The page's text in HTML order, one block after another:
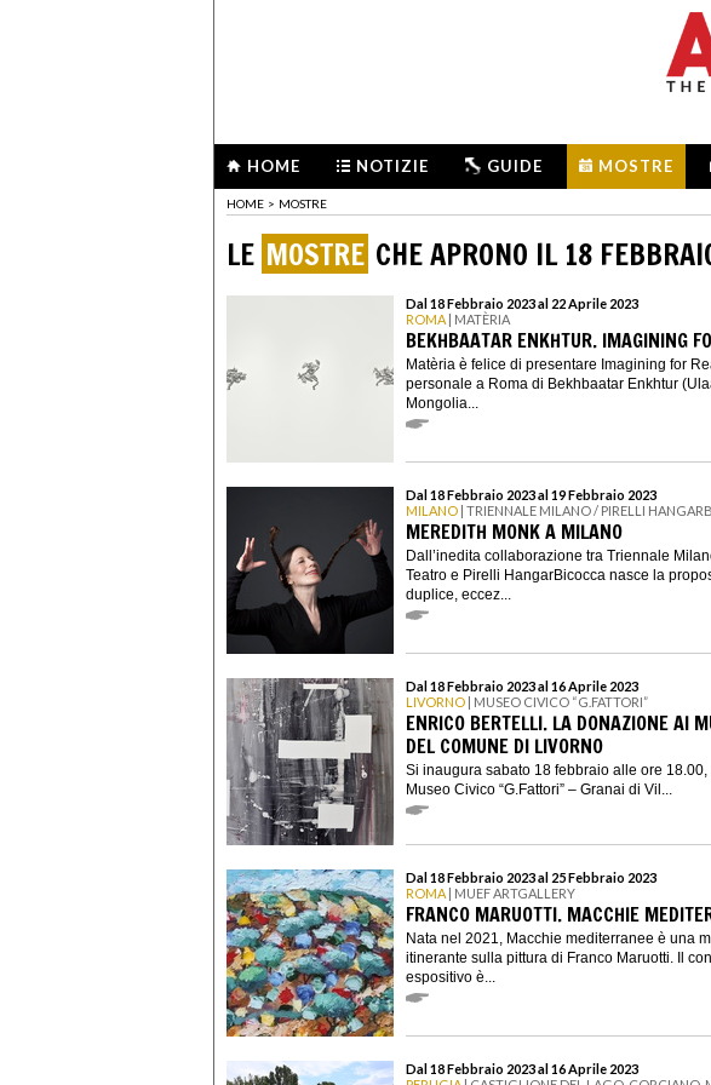
HOME NOTIZIE GUIDE MOSTRE
HOME > MOSTRE
LE MOSTRE CHE APRONO IL 18
Dal 18 Febbraio 2023 al 22 Aprile 2023
ROMA | MATÈRIA
BEKHBAATAR ENKHTUR. IMAGINING
Matèria è felice di presentare Imagining for
personale a Roma di Bekhbaatar Enkhtur
Mongolia...
Dal 18 Febbraio 2023 al 19 Febbraio 2023
MILANO | TRIENNALE MILANO / PIRELLI
MEREDITH MONK A MILANO
Dall’inedita collaborazione tra Triennale
Teatro e Pirelli HangarBicocca nasce la
duplice, eccez...
Dal 18 Febbraio 2023 al 16 Aprile 2023
LIVORNO | MUSEO CIVICO “G.FATTORI”
ENRICO BERTELLI. LA DONAZIONE AI
DEL COMUNE DI LIVORNO
Si inaugura sabato 18 febbraio alle ore 18.00,
Museo Civico “G.Fattori” – Granai di Vil...
Dal 18 Febbraio 2023 al 25 Febbraio 2023
ROMA | MUEF ARTGALLERY
FRANCO MARUOTTI. MACCHIE
Nata nel 2021, Macchie mediterranee è una
itinerante sulla pittura di Franco Maruotti. Il
espositivo è...
Dal 18 Febbraio 2023 al 16 Aprile 2023